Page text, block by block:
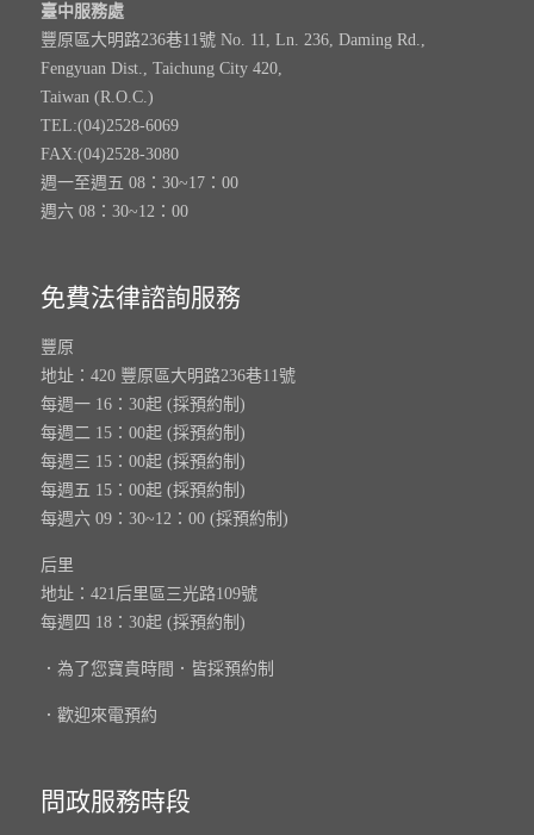
臺中服務處
豐原區大明路236巷11號 No. 11, Ln. 236, Daming Rd.,
Fengyuan Dist., Taichung City 420,
Taiwan (R.O.C.)
TEL:(04)2528-6069
FAX:(04)2528-3080
週一至週五 08：30~17：00
週六 08：30~12：00
免費法律諮詢服務
豐原
地址：420 豐原區大明路236巷11號
每週一 16：30起 (採預約制)
每週二 15：00起 (採預約制)
每週三 15：00起 (採預約制)
每週五 15：00起 (採預約制)
每週六 09：30~12：00 (採預約制)
后里
地址：421后里區三光路109號
每週四 18：30起 (採預約制)
．為了您寶貴時間．皆採預約制
．歡迎來電預約
問政服務時段